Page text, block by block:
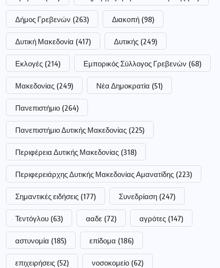
Δήμος Γρεβενών (263) Διακοπή (98)
Δυτική Μακεδονία (417) Δυτικής (249)
Εκλογές (214) Εμπορικός Σύλλογος Γρεβενών (68)
Μακεδονίας (249) Νέα Δημοκρατία (51)
Πανεπιστήμιο (264)
Πανεπιστήμιο Δυτικής Μακεδονίας (225)
Περιφέρεια Δυτικής Μακεδονίας (318)
Περιφερειάρχης Δυτικής Μακεδονίας Αμανατίδης (223)
Σημαντικές ειδήσεις (177) Συνεδρίαση (247)
Τεντόγλου (63) ααδε (72) αγρότες (147)
αστυνομία (185) επίδομα (186)
επιχειρήσεις (52) νοσοκομείο (62)